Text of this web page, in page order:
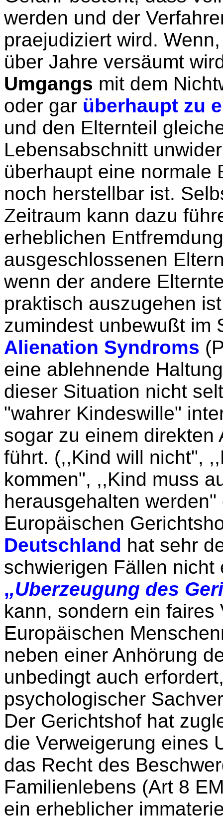
werden und der
praejudiziert wird.
über Jahre versäumt
Umgangs mit dem
oder gar überhaupt zu
und den Elternteil
Lebensabschnitt
überhaupt eine normale
noch herstellbar ist.
Zeitraum kann dazu
erheblichen
ausgeschlossenen
wenn der andere
praktisch auszugehen
zumindest unbewußt im
Alienation Syndroms
eine ablehnende
dieser Situation nicht
"wahrer Kindeswille"
sogar zu einem direkten
führt. (,,Kind will nicht",
kommen", ,,Kind muss
herausgehalten
Europäischen
Deutschland hat sehr
schwierigen Fällen
,,Uberzeugung des
kann, sondern ein faires
Europäischen
neben einer Anhörung
unbedingt auch
psychologischer
Der Gerichtshof hat
die Verweigerung eines
das Recht des
Familienlebens (Art 8
ein erheblicher